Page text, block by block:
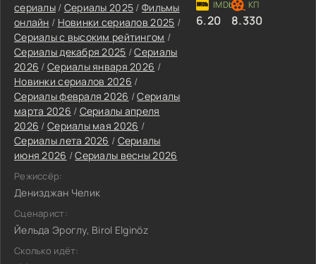
сериалы/ Сериалы 2025 /Фильмы
онлайн / Новинки сериалов 2025 /
Сериалы с высоким рейтингом /
Сериалы декабря 2025 /Сериалы
2026 / Сериалы января 2026 /
Новинки сериалов 2026 /
Сериалы февраля 2026 /Сериалы
марта 2026 / Сериалы апреля
2026 / Сериалы мая 2026 /
Сериалы лета 2026 / Сериалы
июня 2026 /Сериалы весны 2026
Режиссёр:
Денизджан Челик
Сценарист:
Йельда Эроглу, Birol Elginöz
Сколько идёт:
6.20 8.330